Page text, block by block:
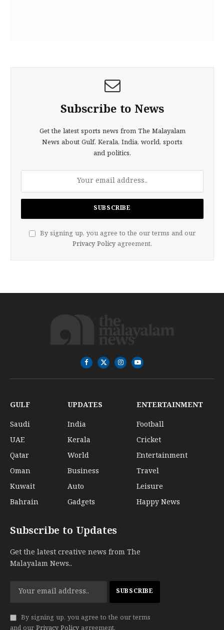
Subscribe to News
Get the latest sports news from The Malayalam
News about Gulf, Kerala, India, world, sports
and politics.
By signing up, you agree to the our terms and our
Privacy Policy agreement.
Facebook
X
(Twitter)
InstagramYouTube
GULF
Saudi
UAE
Qatar
Oman
Kuwait
Bahrain
UPDATES
India
Kerala
World
Business
Auto
Gadgets
ENTERTAINMENT
Football
Cricket
Entertainment
Travel
Leisure
Happy News
Subscribe to Updates
Get the latest creative news from The
Malayalam News..
By signing up, you agree to the our terms
and our Privacy Policy agreement.